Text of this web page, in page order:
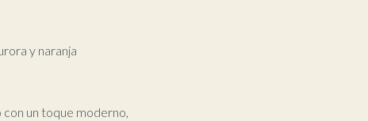
y naranja
con un toque moderno,